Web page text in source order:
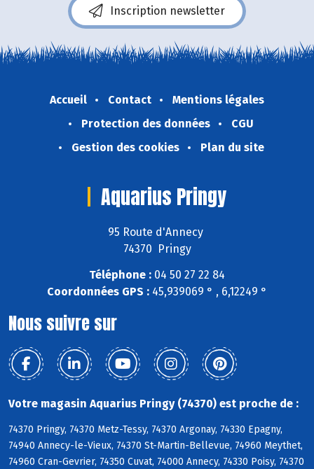
Inscription newsletter
Accueil Contact
Mentions légales
Protection des données
CGU
Gestion des cookies
Plan du site
Aquarius Pringy
95 Route d'Annecy
74370 Pringy
Téléphone : 04 50 27 22 84
Coordonnées GPS : 45,939069 ° , 6,12249 °
Nous suivre sur
Votre magasin Aquarius Pringy (74370) est proche de :
74370 Pringy, 74370 Metz-Tessy, 74370 Argonay, 74330 Epagny,
74940 Annecy-le-Vieux, 74370 St-Martin-Bellevue, 74960 Meythet,
74960 Cran-Gevrier, 74350 Cuvat, 74000 Annecy, 74330 Poisy, 74370